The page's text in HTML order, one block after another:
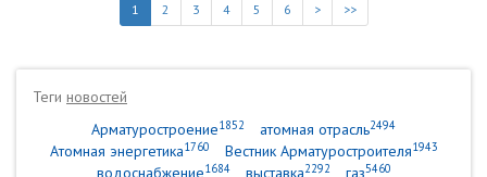
1 2 3 4 5 6 > >>
Теги новостей
Арматуростроение1852 атомная отрасль2494
Атомная энергетика1760 Вестник Арматуростроителя1943
водоснабжение1684 выставка2292 газ5460